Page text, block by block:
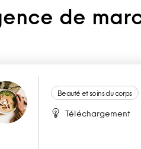
de
Beauté et soins du corps
Téléchargement